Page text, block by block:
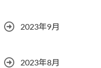
2023年9月
2023年8月